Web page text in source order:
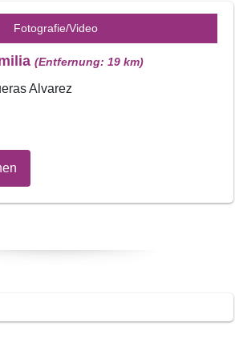
Fotografie/Video
(Entfernung: 19 km)
Alvarez